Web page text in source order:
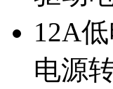
12A
电源